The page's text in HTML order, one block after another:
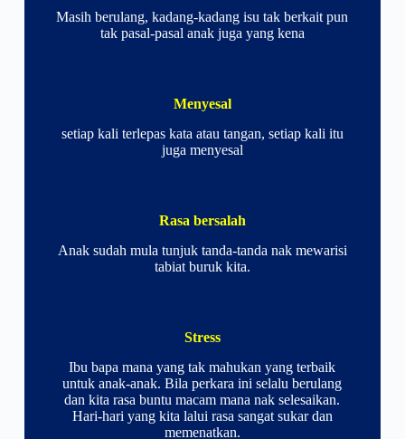
Masih berulang, kadang-kadang isu tak berkait pun
tak pasal-pasal anak juga yang kena
Menyesal
setiap kali terlepas kata atau tangan, setiap kali itu
juga menyesal
Rasa bersalah
Anak sudah mula tunjuk tanda-tanda nak mewarisi
tabiat buruk kita.
Stress
Ibu bapa mana yang tak mahukan yang terbaik
untuk anak-anak. Bila perkara ini selalu berulang
dan kita rasa buntu macam mana nak selesaikan.
Hari-hari yang kita lalui rasa sangat sukar dan
memenatkan.